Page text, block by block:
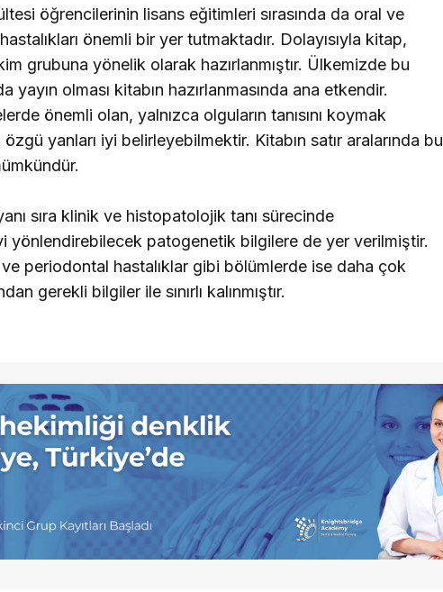
öğrencilerinin lisans eğitimleri sırasında da oral ve
önemli bir yer tutmaktadır. Dolayısıyla kitap,
grubuna yönelik olarak hazırlanmıştır. Ülkemizde bu
yayın olması kitabın hazırlanmasında ana etkendir.
önemli olan, yalnızca olguların tanısını koymak
yanları iyi belirleyebilmektir. Kitabın satır aralarında bu
sıra klinik ve histopatolojik tanı sürecinde
yönlendirebilecek patogenetik bilgilere de yer verilmiştir.
periodontal hastalıklar gibi bölümlerde ise daha çok
gerekli bilgiler ile sınırlı kalınmıştır.